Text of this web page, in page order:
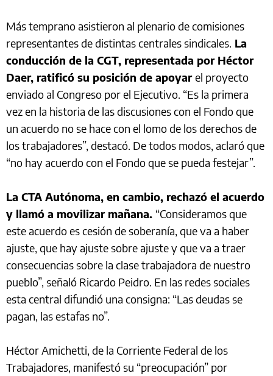
Más temprano asistieron al plenario de comisiones
representantes de distintas centrales sindicales. La
conducción de la CGT, representada por Héctor
Daer, ratificó su posición de apoyarel proyecto
enviado al Congreso por el Ejecutivo. “Es la primera
vez en la historia de las discusiones con el Fondo que
un acuerdo no se hace con el lomo de los derechos de
los trabajadores”, destacó. De todos modos, aclaró que
“no hay acuerdo con el Fondo que se pueda festejar”.
La CTA Autónoma, en cambio, rechazó el acuerdo
y llamó a movilizar mañana. “Consideramos que
este acuerdo es cesión de soberanía, que va a haber
ajuste, que hay ajuste sobre ajuste y que va a traer
consecuencias sobre la clase trabajadora de nuestro
pueblo”, señaló Ricardo Peidro. En las redes sociales
esta central difundió una consigna: “Las deudas se
pagan, las estafas no”.
Héctor Amichetti, de la Corriente Federal de los
Trabajadores, manifestó su “preocupación” por